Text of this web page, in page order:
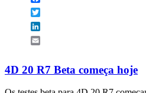
4D 20 R7 Beta começa hoje